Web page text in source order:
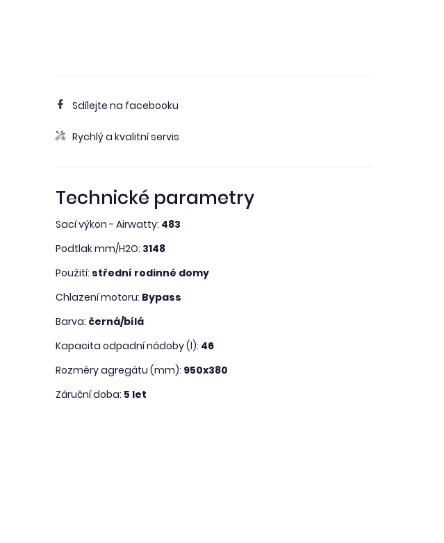
Sdílejte na facebooku
Rychlý a kvalitní servis
Technické parametry
Sací výkon - Airwatty: 483
Podtlak mm/H2O: 3148
Použití: střední rodinné domy
Chlazení motoru: Bypass
Barva: černá/bílá
Kapacita odpadní nádoby (l): 46
Rozměry agregátu (mm): 950x380
Záruční doba: 5 let